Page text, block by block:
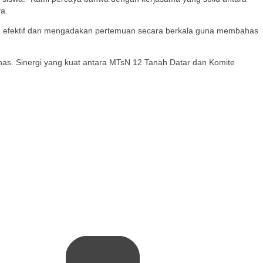
dan mengadakan pertemuan secara berkala guna membahas
Sinergi yang kuat antara MTsN 12 Tanah Datar dan Komite